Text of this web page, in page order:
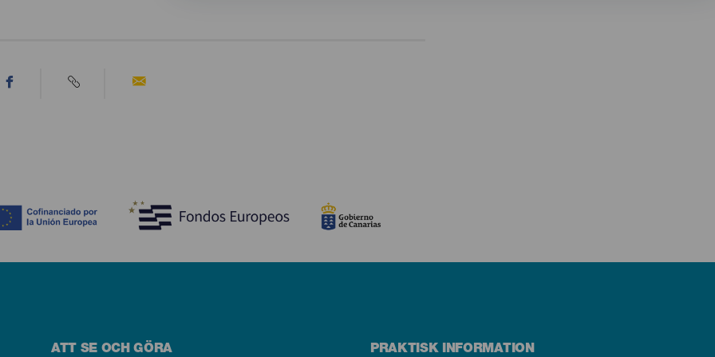
ATT SE OCH GÖRA PRAKTISK INFORMATION